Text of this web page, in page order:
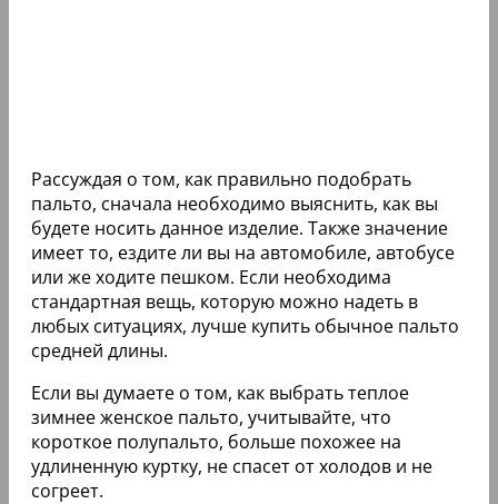
Рассуждая о том, как правильно подобрать
пальто, сначала необходимо выяснить, как вы
будете носить данное изделие. Также значение
имеет то, ездите ли вы на автомобиле, автобусе
или же ходите пешком. Если необходима
стандартная вещь, которую можно надеть в
любых ситуациях, лучше купить обычное пальто
средней длины.
Если вы думаете о том, как выбрать теплое
зимнее женское пальто, учитывайте, что
короткое полупальто, больше похожее на
удлиненную куртку, не спасет от холодов и не
согреет.